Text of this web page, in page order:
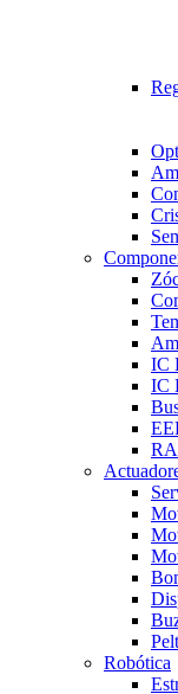
IC
IC
Robótica